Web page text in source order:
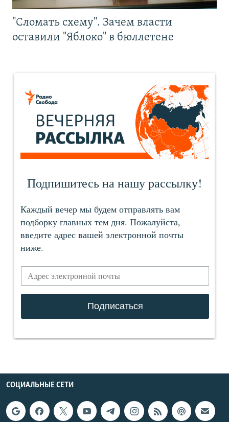
"Сломать схему". Зачем власти
оставили "Яблоко" в бюллетене
СОЦИАЛЬНЫЕ СЕТИ